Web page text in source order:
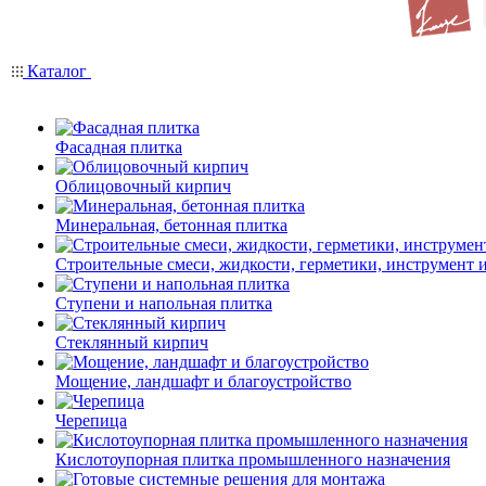
Каталог
Фасадная плитка
Облицовочный кирпич
Минеральная, бетонная плитка
Строительные смеси, жидкости, герметики, инструмент
Ступени и напольная плитка
Cтеклянный кирпич
Мощение, ландшафт и благоустройство
Черепица
Кислотоупорная плитка промышленного назначения